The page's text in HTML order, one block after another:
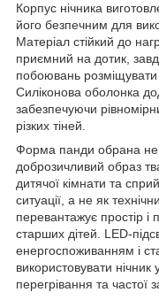
Корпус нічника
його безпечним для
Матеріал стійкий до
приємний на дотик,
побоювань розміщувати
Силіконова оболонка
забезпечуючи
різких тіней.
Форма панди обрана не
доброзичливий образ
дитячої кімнати та
ситуації, а не як
перевантажує простір і
старших дітей. LED-
енергоспоживанням і
використовувати
перегрівання та частої